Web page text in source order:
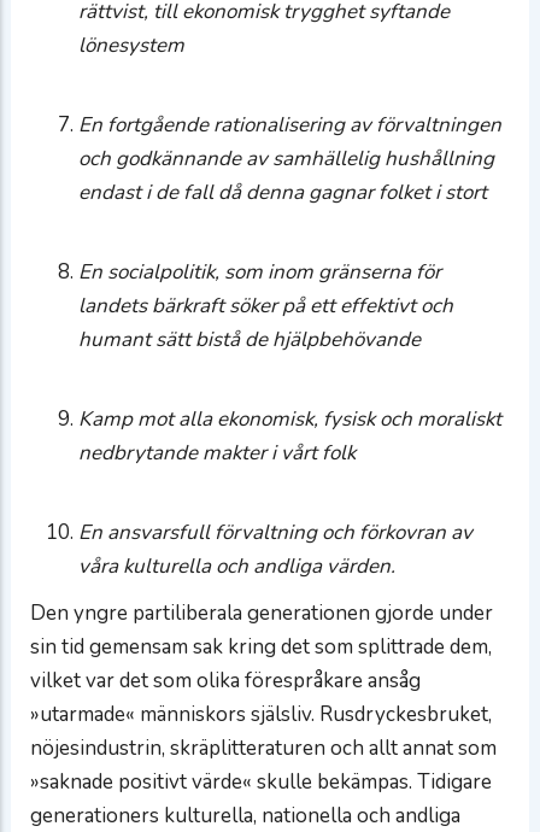
rättvist, till ekonomisk trygghet syftande
lönesystem
En fortgående rationalisering av förvaltningen
och godkännande av samhällelig hushållning
endast i de fall då denna gagnar folket i stort
En socialpolitik, som inom gränserna för
landets bärkraft söker på ett effektivt och
humant sätt bistå de hjälpbehövande
Kamp mot alla ekonomisk, fysisk och moraliskt
nedbrytande makter i vårt folk
En ansvarsfull förvaltning och förkovran av
våra kulturella och andliga värden.
Den yngre partiliberala generationen gjorde under
sin tid gemensam sak kring det som splittrade dem,
vilket var det som olika förespråkare ansåg
»utarmade« människors själsliv. Rusdryckesbruket,
nöjesindustrin, skräplitteraturen och allt annat som
»saknade positivt värde« skulle bekämpas. Tidigare
generationers kulturella, nationella och andliga